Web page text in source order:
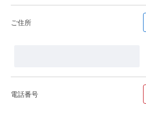
ご住所
電話番号
年収